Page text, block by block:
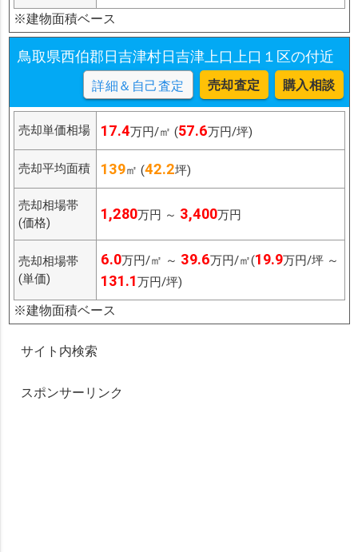
※建物面積ベース
鳥取県西伯郡日吉津村日吉津上口上口１区の付近
詳細＆自己査定 売却査定 購入相談
売却単価相場 17.4万円/㎡ (57.6万円/坪)
売却平均面積 139㎡ (42.2坪)
売却相場帯
(価格)
1,280万円 ～ 3,400万円
売却相場帯
(単価)
6.0万円/㎡ ～ 39.6万円/㎡(19.9万円/坪 ～
131.1万円/坪)
※建物面積ベース
サイト内検索
スポンサーリンク